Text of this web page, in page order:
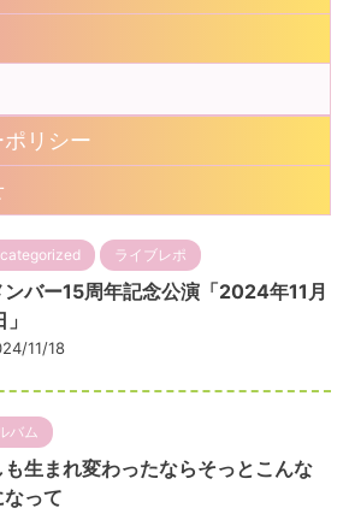
リシー
ライブレポ
ンバー15周年記念公演「2024年11月
11/18
バム
も生まれ変わったならそっとこんな
って